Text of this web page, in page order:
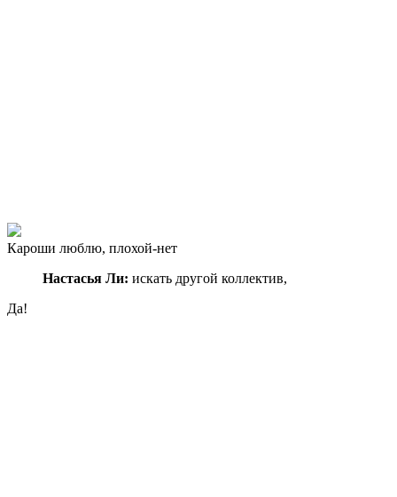
Кароши люблю, плохой-нет
Настасья Ли: искать другой коллектив,
Да!